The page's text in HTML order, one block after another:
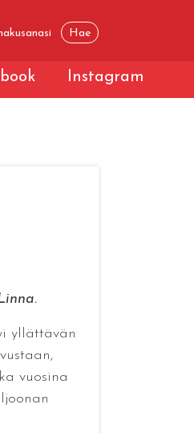
Instagram
yllättävän
vuosina